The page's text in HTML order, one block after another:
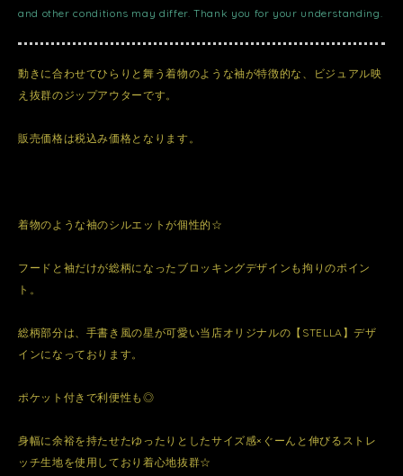
and other conditions may differ. Thank you for your understanding.
動きに合わせてひらりと舞う着物のような袖が特徴的な、ビジュアル映
え抜群のジップアウターです。
販売価格は税込み価格となります。
着物のような袖のシルエットが個性的☆
フードと袖だけが総柄になったブロッキングデザインも拘りのポイン
ト。
総柄部分は、手書き風の星が可愛い当店オリジナルの【STELLA】デザ
インになっております。
ポケット付きで利便性も◎
身幅に余裕を持たせたゆったりとしたサイズ感×ぐーんと伸びるストレ
ッチ生地を使用しており着心地抜群☆